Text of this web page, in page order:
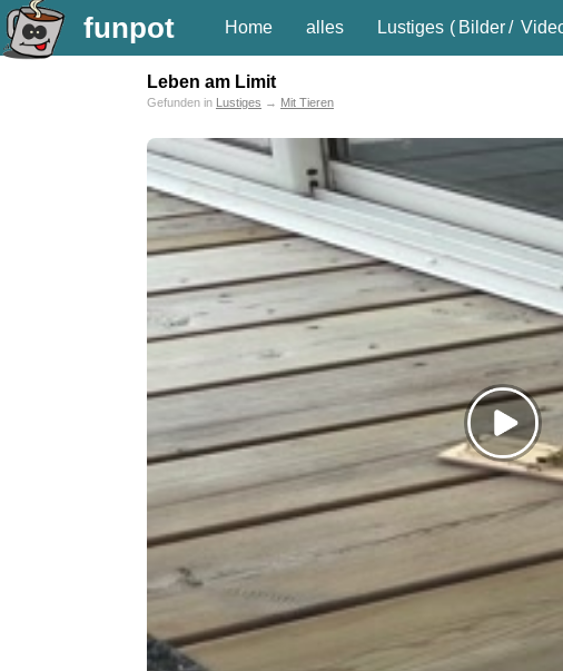
funpot Home alles Lustiges ( Bilder/
Leben am Limit
Gefunden in Lustiges → Mit Tieren